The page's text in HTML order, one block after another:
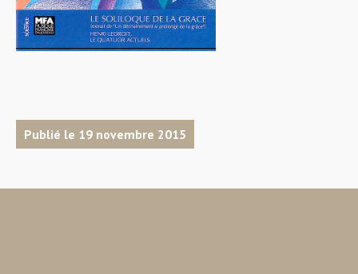
Publié le 19 novembre 2015